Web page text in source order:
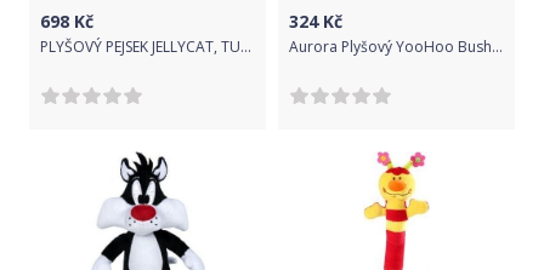
698 Kč
PLYŠOVÝ PEJSEK JELLYCAT, TUFFET, 31 CM
324Kč
Aurora Plyšový YooHoo Bush Baby - YooHoo (20 cm)